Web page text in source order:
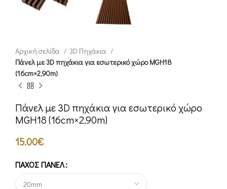
Αρχική σελίδα
3D Πηχάκια
Πάνελ με 3D πηχάκια για εσωτερικό χώρο MGH18
(16cm×2,90m)
Πάνελ με 3D πηχάκια για εσωτερικό χώρο
MGH18 (16cm×2,90m)
15.00€
ΠΆΧΟΣ ΠΆΝΕΛ